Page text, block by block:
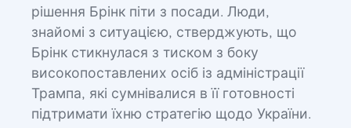
рішення Брінк піти з посади. Люди,
знайомі з ситуацією, стверджують, що
Брінк стикнулася з тиском з боку
високопоставлених осіб із адміністрації
Трампа, які сумнівалися в її готовності
підтримати їхню стратегію щодо України.